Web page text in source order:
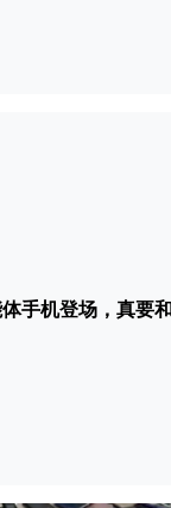
手机登场，真要